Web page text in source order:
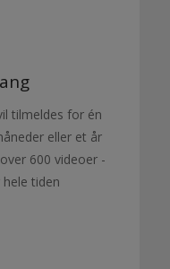
tilmeldes for én
eller et år
600 videoer -
tiden